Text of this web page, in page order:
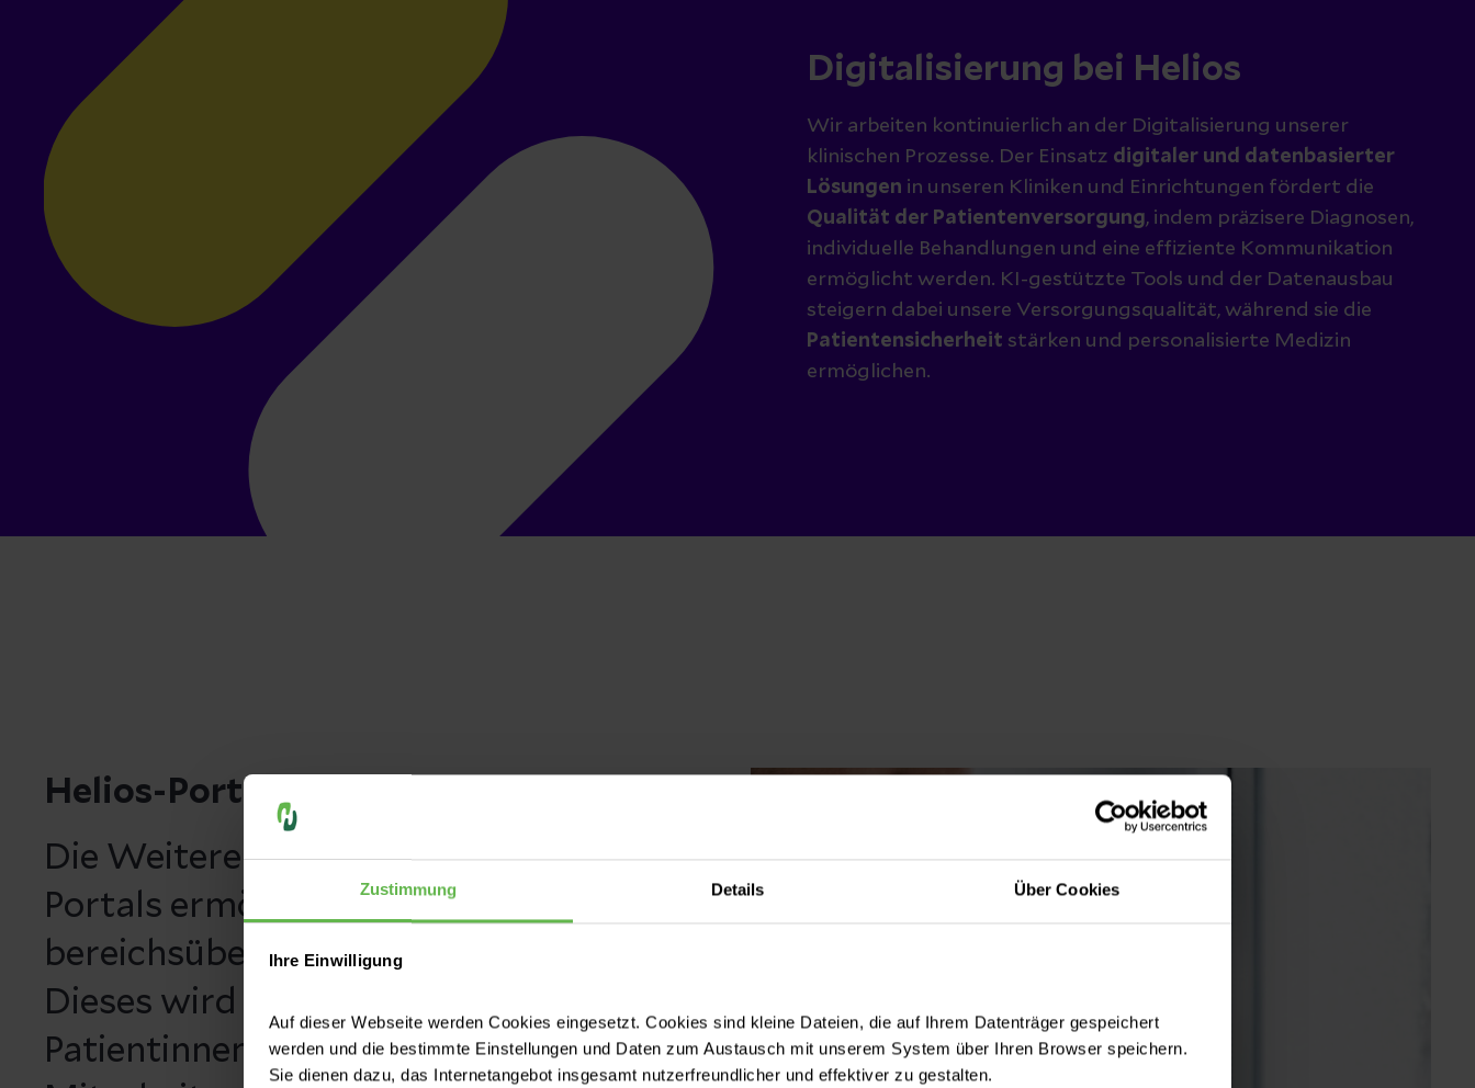
Zustimmung Details Über Cookies
Ihre Einwilligung
Auf dieser Webseite werden Cookies eingesetzt. Cookies sind kleine Dateien, die auf Ihrem Datenträger gespeichert
werden und die bestimmte Einstellungen und Daten zum Austausch mit unserem System über Ihren Browser speichern.
Sie dienen dazu, das Internetangebot insgesamt nutzerfreundlicher und effektiver zu gestalten.
Digitalisierung bei Helios
Wir arbeiten kontinuierlich an der Digitalisierung unserer
klinischen Prozesse. Der Einsatz digitaler und datenbasierter
Lösungen in unseren Kliniken und Einrichtungen fördert die
Qualität der Patientenversorgung, indem präzisere Diagnosen,
individuelle Behandlungen und eine effiziente Kommunikation
ermöglicht werden. KI-gestützte Tools und der Datenausbau
steigern dabei unsere Versorgungsqualität, während sie die
Patientensicherheit stärken und personalisierte Medizin
ermöglichen.
Helios-Portal: Casiopea DE
Die Weiterentwicklung unseres Helios-
Portals ermöglicht eine effiziente,
bereichsübergreifende Patientenreise.
Dieses wird zukünftig sowohl für unsere
Patientinnen und Patienten,